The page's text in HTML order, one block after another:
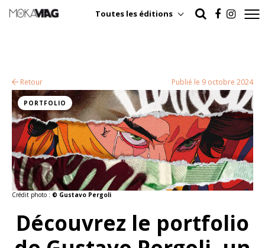
Toutes les éditions
Retour Publié le 9 octobre 2024
Crédit photo : © Gustavo Pergoli
PORTFOLIO
Découvrez le portfolio